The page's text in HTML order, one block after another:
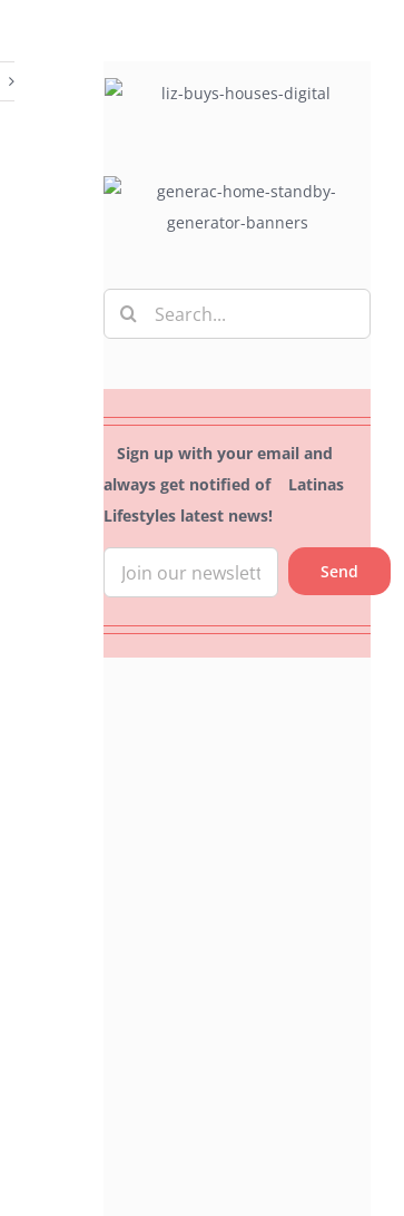
Search
for:
Sign up with your email and
always get notified of Latinas
Lifestyles latest news!